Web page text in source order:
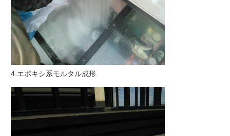
4.エポキシ系モルタル成形